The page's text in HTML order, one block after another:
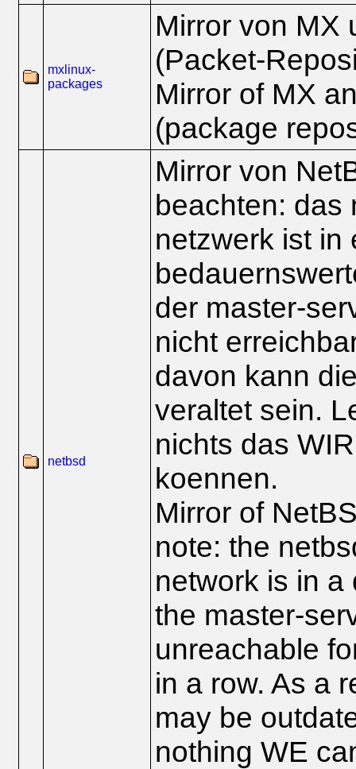
mxlinux-
packages
Mirror von MX
(Packet-
Mirror of MX
(package
netbsd
Mirror von
beachten: das
netzwerk ist in
der master-
nicht
davon kann
veraltet sein.
nichts das
koennen.
Mirror of
note: the
network is in a
the master-
unreachable
in a row. As a
may be
nothing WE